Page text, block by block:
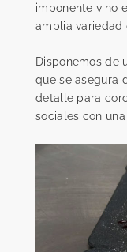
imponente vino
amplia variedad
Disponemos de
que se asegura
detalle para
sociales con